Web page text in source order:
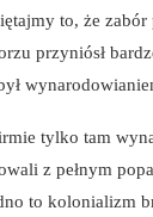
to, że
przyniósł
tylko tam
z pełnym
to kolonializm